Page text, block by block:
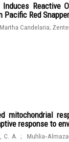
Reactive
Pacific Red
Candelaria;
mitochondrial
response to
C. A. ;